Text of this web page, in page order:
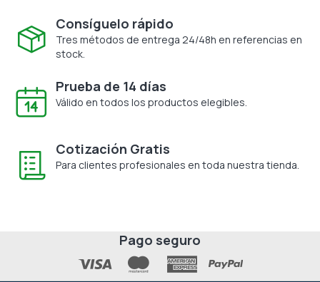
Consíguelo rápido
Tres métodos de entrega 24/48h en referencias en
stock.
Prueba de 14 días
Válido en todos los productos elegibles.
Cotización Gratis
Para clientes profesionales en toda nuestra tienda.
Pago seguro